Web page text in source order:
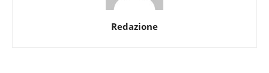
Redazione